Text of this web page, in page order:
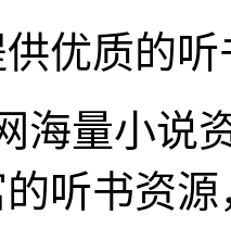
优质的听
海量小说
听书资